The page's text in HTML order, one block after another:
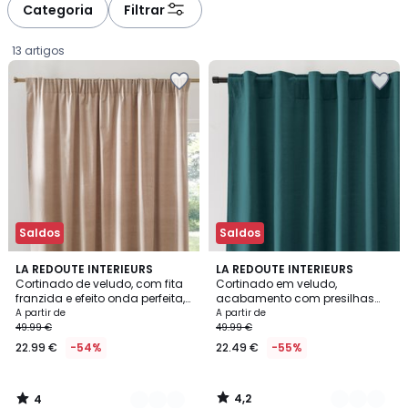
Categoria Filtrar
13 artigos
Saldos
LA REDOUTE INTERIEURS
Cortinado de veludo, com fita
franzida e efeito onda perfeita,
VELVET
Preço
a
partir
22.99
A partir de
49.99 €
22.99 € -54%
4
/
5
7
Cores
4
Saldos
LA REDOUTE INTERIEURS
Cortinado em veludo,
acabamento com presilhas
escondidas, Velvet
A partir de
49.99 €
22.49 € -55%
4,2
/ 5
10
Cores
4,2
/